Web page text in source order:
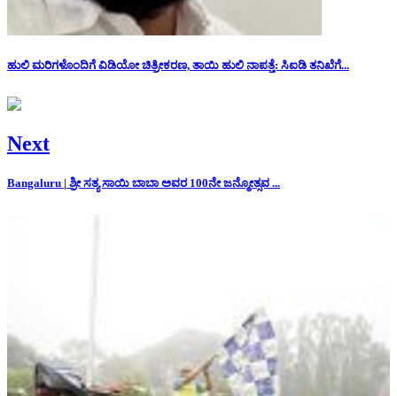
ಹುಲಿ ಮರಿಗಳೊಂದಿಗೆ ವಿಡಿಯೋ ಚಿತ್ರೀಕರಣ, ತಾಯಿ ಹುಲಿ ನಾಪತ್ತೆ: ಸಿಐಡಿ ತನಿಖೆಗೆ...
Next
Bangaluru | ಶ್ರೀ ಸತ್ಯ ಸಾಯಿ ಬಾಬಾ ಅವರ 100ನೇ ಜನ್ಮೋತ್ಸವ ...